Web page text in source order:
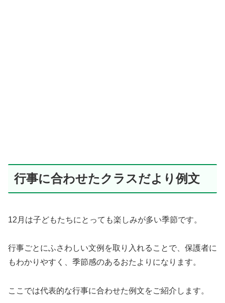
行事に合わせたクラスだより例文
12月は子どもたちにとっても楽しみが多い季節です。
行事ごとにふさわしい文例を取り入れることで、保護者に
もわかりやすく、季節感のあるおたよりになります。
ここでは代表的な行事に合わせた例文をご紹介します。